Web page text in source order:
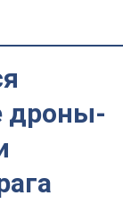
дроны-